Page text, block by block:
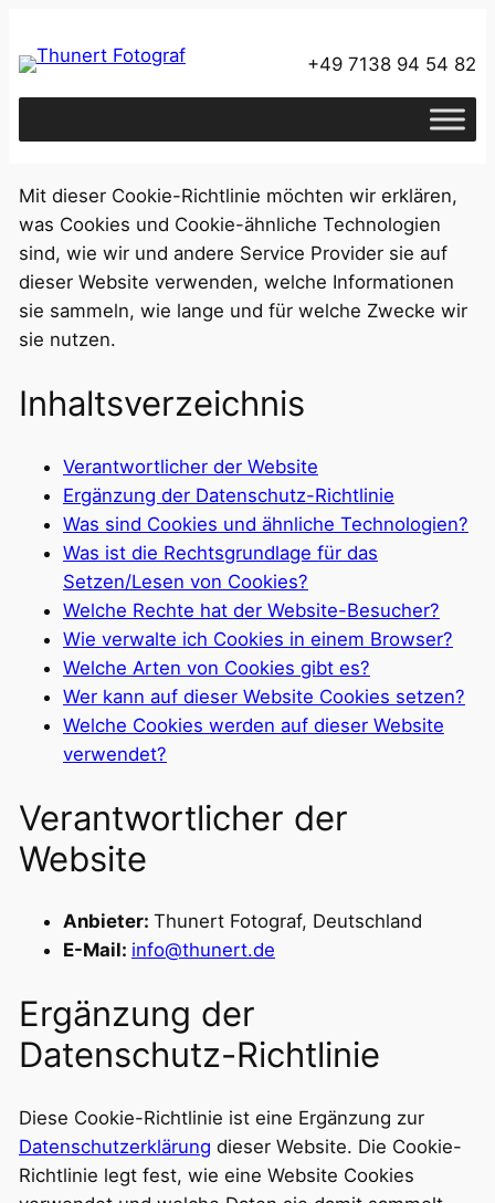
Inhalt
springen
+49 7138 94 54 82
Mit dieser Cookie-Richtlinie möchten wir erklären,
was Cookies und Cookie-ähnliche Technologien
sind, wie wir und andere Service Provider sie auf
dieser Website verwenden, welche Informationen
sie sammeln, wie lange und für welche Zwecke wir
sie nutzen.
Inhaltsverzeichnis
Verantwortlicher der Website
Ergänzung der Datenschutz-Richtlinie
Was sind Cookies und ähnliche Technologien?
Was ist die Rechtsgrundlage für das
Setzen/Lesen von Cookies?
Welche Rechte hat der Website-Besucher?
Wie verwalte ich Cookies in einem Browser?
Welche Arten von Cookies gibt es?
Wer kann auf dieser Website Cookies setzen?
Welche Cookies werden auf dieser Website
verwendet?
Verantwortlicher der
Website
Anbieter: Thunert Fotograf, Deutschland
E-Mail: info@thunert.de
Ergänzung der
Datenschutz-Richtlinie
Diese Cookie-Richtlinie ist eine Ergänzung zur
Datenschutzerklärung dieser Website. Die Cookie-
Richtlinie legt fest, wie eine Website Cookies